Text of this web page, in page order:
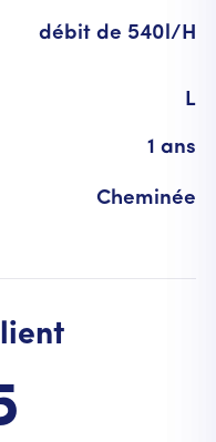
débit de 540l/H
L
1 ans
Cheminée